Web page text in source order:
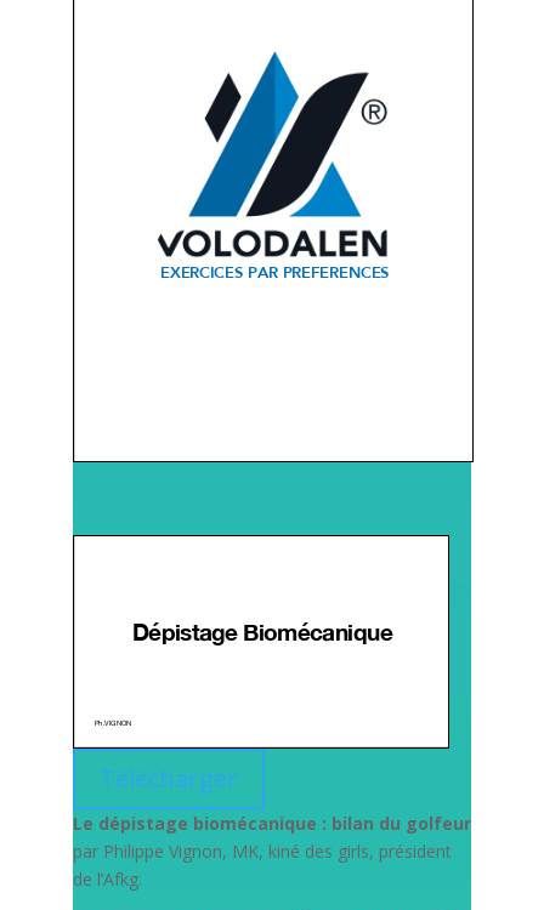
Télécharger
Le dépistage biomécanique : bilan du golfeur
par Philippe Vignon, MK, kiné des girls, président
de l’Afkg.